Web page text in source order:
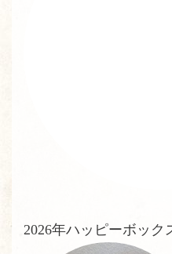
2026年ハッピーボック